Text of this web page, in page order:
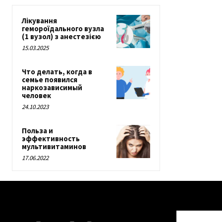
Лікування
гемороїдального вузла
(1 вузол) з анестезією
15.03.2025
Что делать, когда в
семье появился
наркозависимый
человек
24.10.2023
Польза и
эффективность
мультивитаминов
17.06.2022